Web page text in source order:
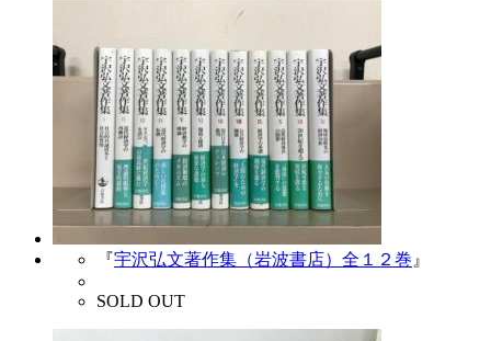
『宇沢弘文著作集（岩波書店）全１２巻 』
SOLD OUT